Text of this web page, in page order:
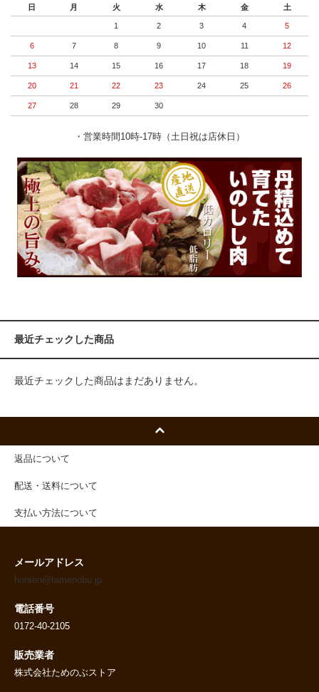
日 月 火 水 木 金 土
1 2 3 4 5
6 7 8 9 10 11 12
13 14 15 16 17 18 19
20 21 22 23 24 25 26
27 28 29 30
・営業時間10時-17時（土日祝は店休日）
最近チェックした商品
最近チェックした商品はまだありません。
返品について
配送・送料について
支払い方法について
メールアドレス
honten@tamenobu.jp
電話番号
0172-40-2105
販売業者
株式会社ためのぶストア